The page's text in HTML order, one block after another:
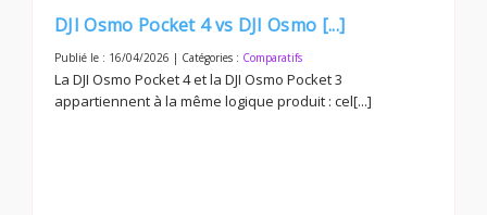
DJI Osmo Pocket 4 vs DJI Osmo [...]
Publié le : 16/04/2026 | Catégories : Comparatifs
La DJI Osmo Pocket 4 et la DJI Osmo Pocket 3
appartiennent à la même logique produit : cel[...]